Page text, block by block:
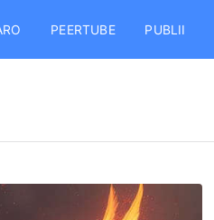
PEERTUBE PUBLII